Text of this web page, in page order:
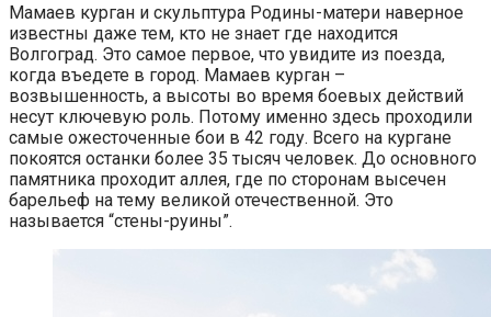
Мамаев курган и скульптура Родины-матери наверное
известны даже тем, кто не знает где находится
Волгоград. Это самое первое, что увидите из поезда,
когда въедете в город. Мамаев курган –
возвышенность, а высоты во время боевых действий
несут ключевую роль. Потому именно здесь проходили
самые ожесточенные бои в 42 году. Всего на кургане
покоятся останки более 35 тысяч человек. До основного
памятника проходит аллея, где по сторонам высечен
барельеф на тему великой отечественной. Это
называется “стены-руины”.